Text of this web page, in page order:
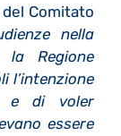
Comitato
nella
Regione
l’intenzione
e di voler
essere